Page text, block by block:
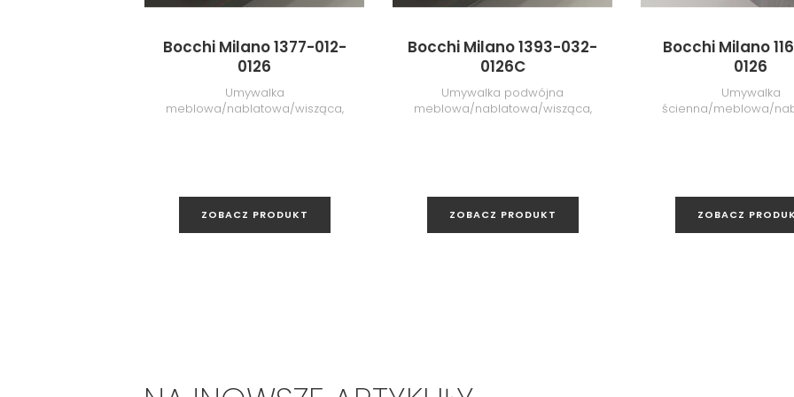
Bocchi Milano 1377-012-
0126
Umywalka
meblowa/nablatowa/wisząca,
ZOBACZ PRODUKT
Bocchi Milano 1393-032-
0126C
Umywalka podwójna
meblowa/nablatowa/wisząca,
ZOBACZ PRODUKT
Bocchi Milano
0126
Umywalka
ścienna/meblowa/
ZOBACZ